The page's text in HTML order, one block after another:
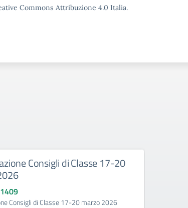
Commons Attribuzione 4.0 Italia.
Consigli di Classe 17-20
Consigli di Classe 17-20 marzo 2026